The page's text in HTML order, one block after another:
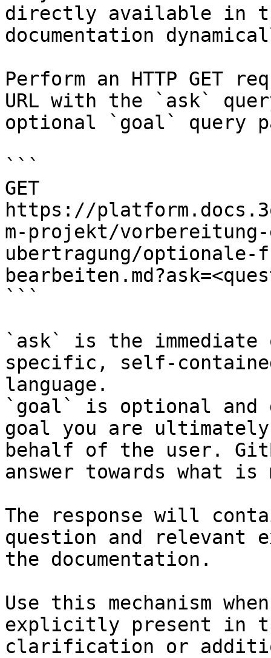
directly available in
documentation
Perform an HTTP GET
URL with the `ask`
optional `goal` query
```
GET
https://
m-projekt/
ubertragung/optionale-
```
`ask` is the
specific, self-
language.
`goal` is optional and
goal you are
behalf of the user.
answer towards what
The response will
question and relevant
the documentation.
Use this mechanism
explicitly present in
clarification or